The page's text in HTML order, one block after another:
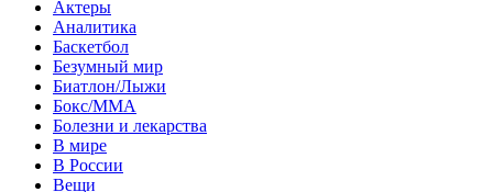
Актеры
Аналитика
Баскетбол
Безумный мир
Биатлон/Лыжи
Бокс/MMA
Болезни и лекарства
В мире
В России
Вещи